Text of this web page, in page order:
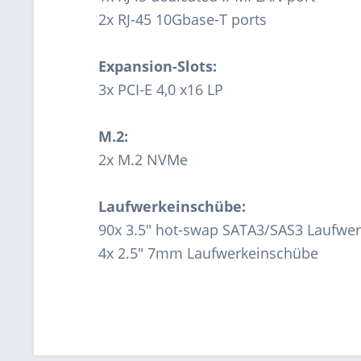
2x RJ-45 10Gbase-T ports
Expansion-Slots:
3x PCI-E 4,0 x16 LP
M.2:
2x M.2 NVMe
Laufwerkeinschübe:
90x 3.5" hot-swap SATA3/SAS3
4x 2.5" 7mm Laufwerkeinschübe